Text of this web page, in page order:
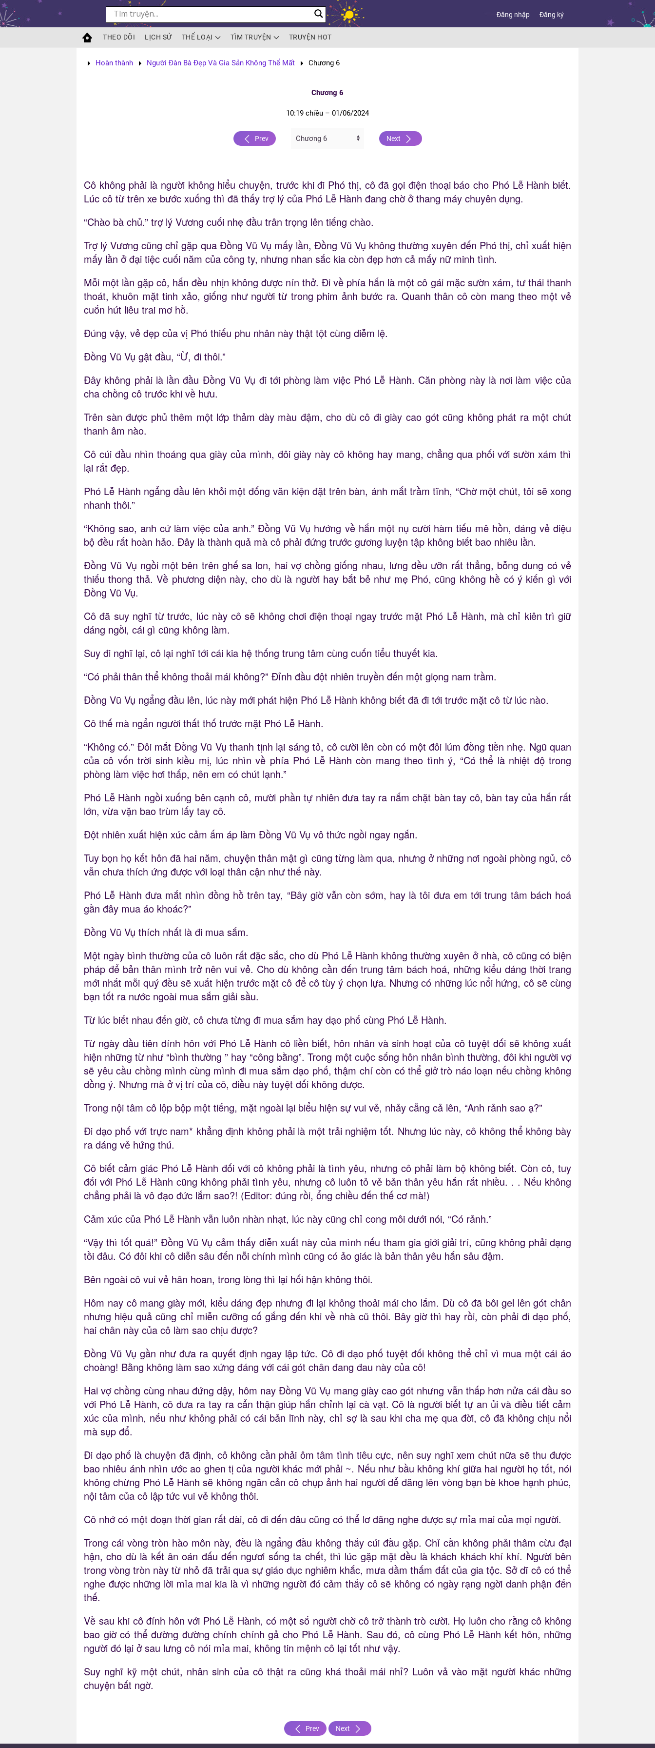
Skip to main content
Đăng nhập Đăng ký
THEO DÕI LỊCH SỬ THỂ LOẠI TÌM TRUYỆN TRUYỆN HOT
Hoàn thành Người Đàn Bà Đẹp Và Gia Sản Không Thể Mất Chương 6
Chương 6
10:19 chiều – 01/06/2024
Prev Next
Cô không phải là người không hiểu chuyện, trước khi đi Phó thị, cô đã gọi điện thoại báo cho Phó Lễ Hành biết.
Lúc cô từ trên xe bước xuống thì đã thấy trợ lý của Phó Lễ Hành đang chờ ở thang máy chuyên dụng.
“Chào bà chủ.” trợ lý Vương cuối nhẹ đầu trân trọng lên tiếng chào.
Trợ lý Vương cũng chỉ gặp qua Đồng Vũ Vụ mấy lần, Đồng Vũ Vụ không thường xuyên đến Phó thị, chỉ xuất hiện
mấy lần ở đại tiệc cuối năm của công ty, nhưng nhan sắc kia còn đẹp hơn cả mấy nữ minh tình.
Mỗi một lần gặp cô, hắn đều nhịn không được nín thở. Đi về phía hắn là một cô gái mặc sườn xám, tư thái thanh
thoát, khuôn mặt tinh xảo, giống như người từ trong phim ảnh bước ra. Quanh thân cô còn mang theo một vẻ
cuốn hút liêu trai mơ hồ.
Đúng vậy, vẻ đẹp của vị Phó thiếu phu nhân này thật tột cùng diễm lệ.
Đồng Vũ Vụ gật đầu, “Ừ, đi thôi.”
Đây không phải là lần đầu Đồng Vũ Vụ đi tới phòng làm việc Phó Lễ Hành. Căn phòng này là nơi làm việc của
cha chồng cô trước khi về hưu.
Trên sàn được phủ thêm một lớp thảm dày màu đậm, cho dù cô đi giày cao gót cũng không phát ra một chút
thanh âm nào.
Cô cúi đầu nhìn thoáng qua giày của mình, đôi giày này cô không hay mang, chẳng qua phối với sườn xám thì
lại rất đẹp.
Phó Lễ Hành ngẩng đầu lên khỏi một đống văn kiện đặt trên bàn, ánh mắt trầm tĩnh, “Chờ một chút, tôi sẽ xong
nhanh thôi.”
“Không sao, anh cứ làm việc của anh.” Đồng Vũ Vụ hướng về hắn một nụ cười hàm tiếu mê hồn, dáng vẻ điệu
bộ đều rất hoàn hảo. Đây là thành quả mà cô phải đứng trước gương luyện tập không biết bao nhiêu lần.
Đồng Vũ Vụ ngồi một bên trên ghế sa lon, hai vợ chồng giống nhau, lưng đều ưỡn rất thẳng, bỗng dung có vẻ
thiếu thong thả. Về phương diện này, cho dù là người hay bắt bẻ như mẹ Phó, cũng không hề có ý kiến gì với
Đồng Vũ Vụ.
Cô đã suy nghĩ từ trước, lúc này cô sẽ không chơi điện thoại ngay trước mặt Phó Lễ Hành, mà chỉ kiên trì giữ
dáng ngồi, cái gì cũng không làm.
Suy đi nghĩ lại, cô lại nghĩ tới cái kia hệ thống trung tâm cùng cuốn tiểu thuyết kia.
“Có phải thân thể không thoải mái không?” Đỉnh đầu đột nhiên truyền đến một giọng nam trầm.
Đồng Vũ Vụ ngẩng đầu lên, lúc này mới phát hiện Phó Lễ Hành không biết đã đi tới trước mặt cô từ lúc nào.
Cô thế mà ngẩn người thất thố trước mặt Phó Lễ Hành.
“Không có.” Đôi mắt Đồng Vũ Vụ thanh tịnh lại sáng tỏ, cô cười lên còn có một đôi lúm đồng tiền nhẹ. Ngũ quan
của cô vốn trời sinh kiều mị, lúc nhìn về phía Phó Lễ Hành còn mang theo tình ý, “Có thể là nhiệt độ trong
phòng làm việc hơi thấp, nên em có chút lạnh.”
Phó Lễ Hành ngồi xuống bên cạnh cô, mười phần tự nhiên đưa tay ra nắm chặt bàn tay cô, bàn tay của hắn rất
lớn, vừa vặn bao trùm lấy tay cô.
Đột nhiên xuất hiện xúc cảm ấm áp làm Đồng Vũ Vụ vô thức ngồi ngay ngắn.
Tuy bọn họ kết hôn đã hai năm, chuyện thân mật gì cũng từng làm qua, nhưng ở những nơi ngoài phòng ngủ, cô
vẫn chưa thích ứng được với loại thân cận như thế này.
Phó Lễ Hành đưa mắt nhìn đồng hồ trên tay, “Bây giờ vẫn còn sớm, hay là tôi đưa em tới trung tâm bách hoá
gần đây mua áo khoác?”
Đồng Vũ Vụ thích nhất là đi mua sắm.
Một ngày bình thường của cô luôn rất đặc sắc, cho dù Phó Lễ Hành không thường xuyên ở nhà, cô cũng có biện
pháp để bản thân mình trở nên vui vẻ. Cho dù không cần đến trung tâm bách hoá, những kiểu dáng thời trang
mới nhất mỗi quý đều sẽ xuất hiện trước mặt cô để cô tùy ý chọn lựa. Nhưng có những lúc nổi hứng, cô sẽ cùng
bạn tốt ra nước ngoài mua sắm giải sầu.
Từ lúc biết nhau đến giờ, cô chưa từng đi mua sắm hay dạo phố cùng Phó Lễ Hành.
Từ ngày đầu tiên dính hôn với Phó Lễ Hành cô liền biết, hôn nhân và sinh hoạt của cô tuyệt đối sẽ không xuất
hiện những từ như “bình thường ” hay “công bằng”. Trong một cuộc sống hôn nhân bình thường, đôi khi người vợ
sẽ yêu cầu chồng mình cùng mình đi mua sắm dạo phố, thậm chí còn có thể giở trò náo loạn nếu chồng không
đồng ý. Nhưng mà ở vị trí của cô, điều này tuyệt đối không được.
Trong nội tâm cô lộp bộp một tiếng, mặt ngoài lại biểu hiện sự vui vẻ, nhảy cẫng cả lên, “Anh rảnh sao ạ?”
Đi dạo phố với trực nam* khẳng định không phải là một trải nghiệm tốt. Nhưng lúc này, cô không thể không bày
ra dáng vẻ hứng thú.
Cô biết cảm giác Phó Lễ Hành đối với cô không phải là tình yêu, nhưng cô phải làm bộ không biết. Còn cô, tuy
đối với Phó Lễ Hành cũng không phải tình yêu, nhưng cô luôn tỏ vẻ bản thân yêu hắn rất nhiều. . . Nếu không
chẳng phải là vô đạo đức lắm sao?! (Editor: đúng rồi, ổng chiều đến thế cơ mà!)
Cảm xúc của Phó Lễ Hành vẫn luôn nhàn nhạt, lúc này cũng chỉ cong môi dưới nói, “Có rảnh.”
“Vậy thì tốt quá!” Đồng Vũ Vụ cảm thấy diễn xuất này của mình nếu tham gia giới giải trí, cũng không phải dạng
tồi đâu. Có đôi khi cô diễn sâu đến nỗi chính mình cũng có ảo giác là bản thân yêu hắn sâu đậm.
Bên ngoài cô vui vẻ hân hoan, trong lòng thì lại hối hận không thôi.
Hôm nay cô mang giày mới, kiểu dáng đẹp nhưng đi lại không thoải mái cho lắm. Dù cô đã bôi gel lên gót chân
nhưng hiệu quả cũng chỉ miễn cưỡng cố gắng đến khi về nhà cũ thôi. Bây giờ thì hay rồi, còn phải đi dạo phố,
hai chân này của cô làm sao chịu được?
Đồng Vũ Vụ gần như đưa ra quyết định ngay lập tức. Cô đi dạo phố tuyệt đối không thể chỉ vì mua một cái áo
choàng! Bằng không làm sao xứng đáng với cái gót chân đang đau này của cô!
Hai vợ chồng cùng nhau đứng dậy, hôm nay Đồng Vũ Vụ mang giày cao gót nhưng vẫn thấp hơn nửa cái đầu so
với Phó Lễ Hành, cô đưa ra tay ra cẩn thận giúp hắn chỉnh lại cà vạt. Cô là người biết tự an ủi và điều tiết cảm
xúc của mình, nếu như không phải có cái bản lĩnh này, chỉ sợ là sau khi cha mẹ qua đời, cô đã không chịu nổi
mà sụp đổ.
Đi dạo phố là chuyện đã định, cô không cần phải ôm tâm tình tiêu cực, nên suy nghĩ xem chút nữa sẽ thu được
bao nhiêu ánh nhìn ước ao ghen tị của người khác mới phải ~. Nếu như bầu không khí giữa hai người họ tốt, nói
không chừng Phó Lễ Hành sẽ không ngăn cản cô chụp ảnh hai người để đăng lên vòng bạn bè khoe hạnh phúc,
nội tâm của cô lập tức vui vẻ không thôi.
Cô nhớ có một đoạn thời gian rất dài, cô đi đến đâu cũng có thể lơ đãng nghe được sự mỉa mai của mọi người.
Trong cái vòng tròn hào môn này, đều là ngẩng đầu không thấy cúi đầu gặp. Chỉ cần không phải thâm cừu đại
hận, cho dù là kết ân oán đấu đến ngươi sống ta chết, thì lúc gặp mặt đều là khách khách khí khí. Người bên
trong vòng tròn này từ nhỏ đã trải qua sự giáo dục nghiêm khắc, mưa dầm thấm đất của gia tộc. Sở dĩ cô có thể
nghe được những lời mỉa mai kia là vì những người đó cảm thấy cô sẽ không có ngày rạng ngời danh phận đến
thế.
Về sau khi cô đính hôn với Phó Lễ Hành, có một số người chờ cô trở thành trò cười. Họ luôn cho rằng cô không
bao giờ có thể đường đường chính chính gả cho Phó Lễ Hành. Sau đó, cô cùng Phó Lễ Hành kết hôn, những
người đó lại ở sau lưng cô nói mỉa mai, không tin mệnh cô lại tốt như vậy.
Suy nghĩ kỹ một chút, nhân sinh của cô thật ra cũng khá thoải mái nhỉ? Luôn vả vào mặt người khác những
chuyện bất ngờ.
Prev Next